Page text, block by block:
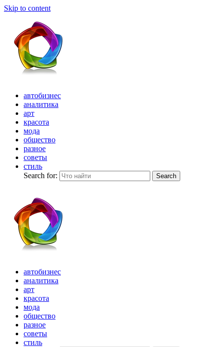
Skip to content
автобизнес
аналитика
арт
красота
мода
общество
разное
советы
стиль
Search for:
Search
автобизнес
аналитика
арт
красота
мода
общество
разное
советы
стиль